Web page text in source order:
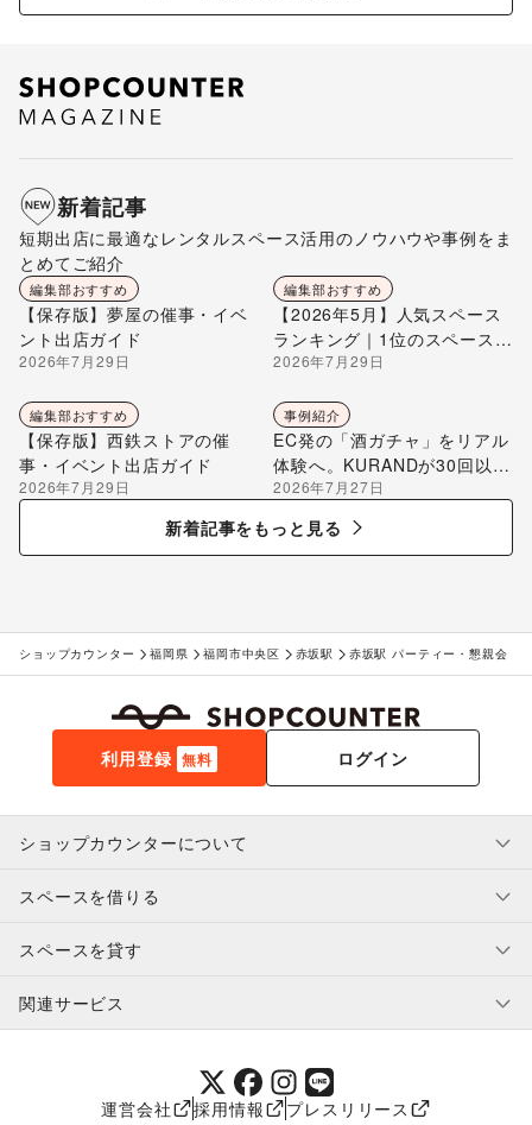
新着記事
短期出店に最適なレンタルスペース活用のノウハウや事例をま
とめてご紹介
編集部おすすめ
【保存版】夢屋の催事・イベ
ント出店ガイド
2026年7月29日
編集部おすすめ
【2026年5月】人気スペース
ランキング｜1位のスペースを
編集部が解説
2026年7月29日
編集部おすすめ
【保存版】西鉄ストアの催
事・イベント出店ガイド
2026年7月29日
事例紹介
EC発の「酒ガチャ」をリアル
体験へ。KURANDが30回以上
のポップアップ出店で届け
る“新しいお酒との出会い”
2026年7月27日
新着記事をもっと見る
ショップカウンター 福岡県 福岡市中央区 赤坂駅 赤坂駅 パーティー・懇親会
利用登録 無料 ログイン
ショップカウンターについて
利用規約・ガイドライン
特定商取引法に基づく表示
補償プログラム
スペースを借りる
スペースを借りたい人へ
ユーザー利用規約
提携パートナー
スペースを貸す
スペースを貸したい方へ
オーナー利用規約
関連サービス
SHOPCOUNTER MAGAZINE
ショップカウンターエンタープライズ
運営会社 採用情報 プレスリリース